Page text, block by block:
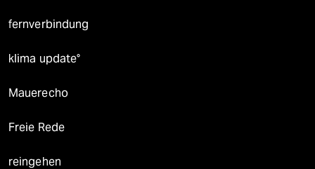
fernverbindung
klima update°
Mauerecho
Freie Rede
reingehen